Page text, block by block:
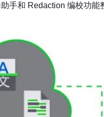
和 Redaction 编校功能